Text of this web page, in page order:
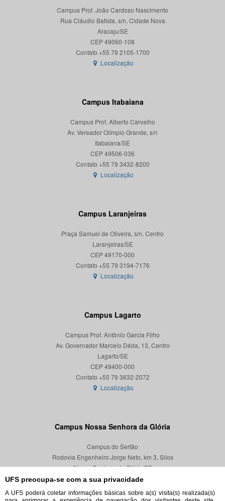
UFS preocupa-se com a sua privacidade
A UFS poderá coletar informações básicas sobre a(s) visita(s) realizada(s)
Campus Prof. João Cardoso Nascimento
Rua Cláudio Batista, s/n, Cidade Nova
Aracaju/SE
CEP 49060-108
Localização
Campus Itabaiana
Campus Prof. Alberto Carvalho
Av. Vereador Olímpio Grande, s/n
Itabaiana/SE
CEP 49506-036
Localização
Campus Laranjeiras
Praça Samuel de Oliveira, s/n, Centro
Laranjeiras/SE
CEP 49170-000
Localização
Campus Lagarto
Campus Prof. Antônio Garcia Filho
Av. Governador Marcelo Déda, 13, Centro
Lagarto/SE
CEP 49400-000
Localização
Campus Nossa Senhora da Glória
Campus do Sertão
Rodovia Engenheiro Jorge Neto, km 3, Silos
Nossa Senhora da Glória/SE
CEP 49680-000